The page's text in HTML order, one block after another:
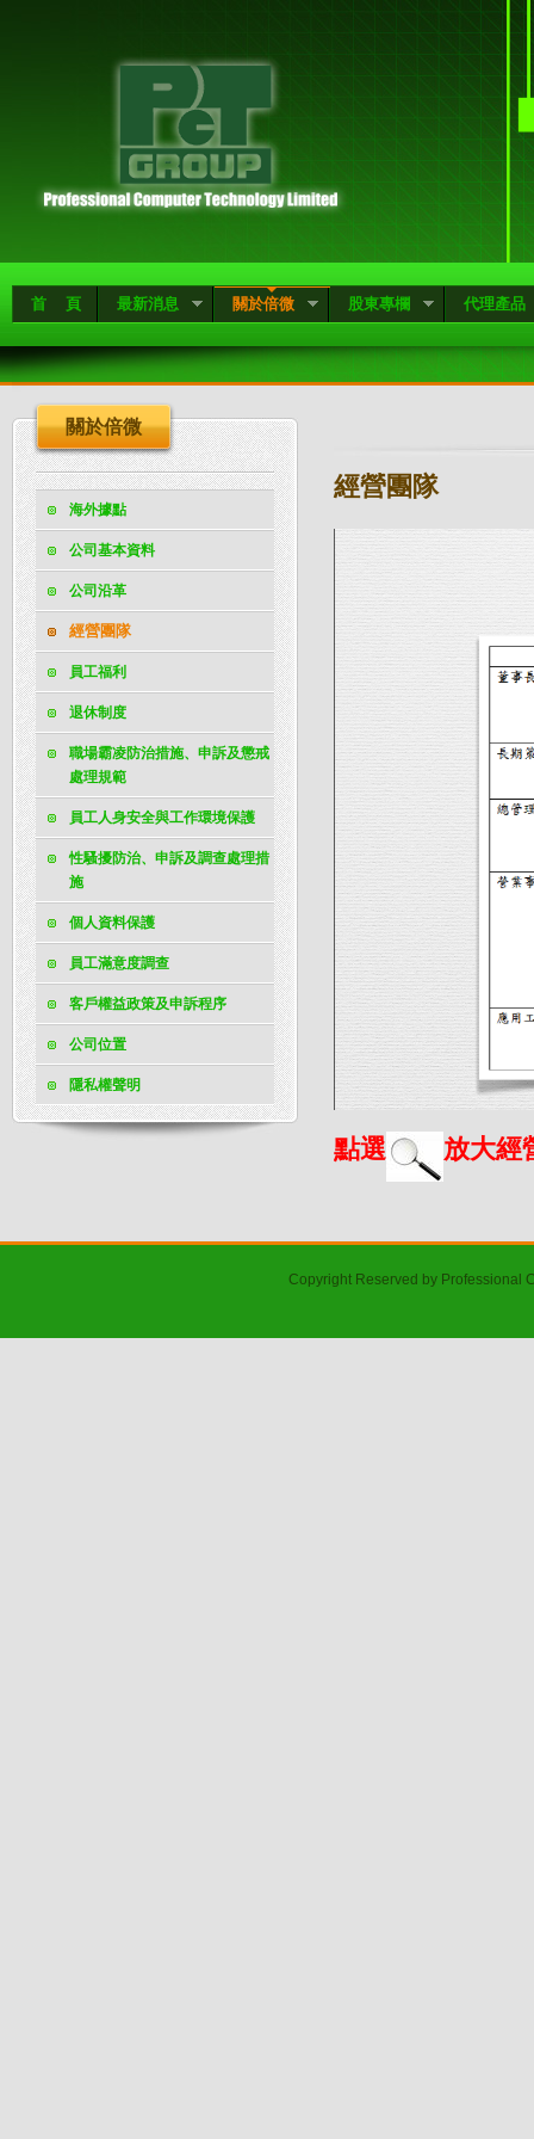
首 頁 最新消息 關於倍微 股東專欄 代理產品
關於倍微
海外據點
公司基本資料
公司沿革
經營團隊
員工福利
退休制度
職場霸凌防治措施、申訴及懲戒
處理規範
員工人身安全與工作環境保護
性騷擾防治、申訴及調查處理措
施
個人資料保護
員工滿意度調查
客戶權益政策及申訴程序
公司位置
隱私權聲明
經營團隊
點選 放大經
Copyright Reserved by Professional